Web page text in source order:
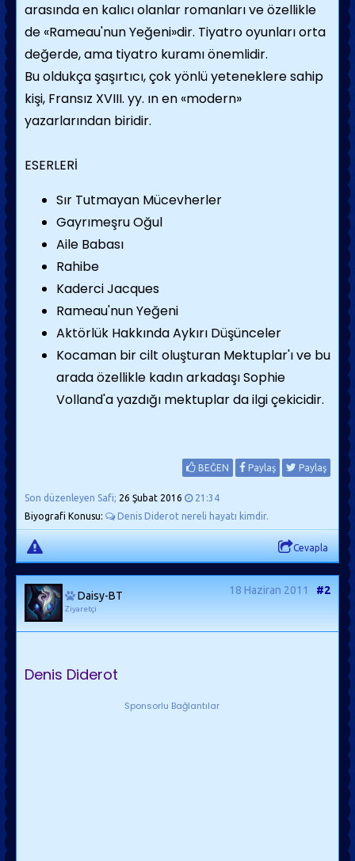
arasında en kalıcı olanlar romanları ve özellikle
de «Rameau'nun Yeğeni»dir. Tiyatro oyunları orta
değerde, ama tiyatro kuramı önemlidir.
Bu oldukça şaşırtıcı, çok yönlü yeteneklere sahip
kişi, Fransız XVIII. yy. ın en «modern»
yazarlarından biridir.
ESERLERİ
Sır Tutmayan Mücevherler
Gayrımeşru Oğul
Aile Babası
Rahibe
Kaderci Jacques
Rameau'nun Yeğeni
Aktörlük Hakkında Aykırı Düşünceler
Kocaman bir cilt oluşturan Mektuplar'ı ve bu
arada özellikle kadın arkadaşı Sophie
Volland'a yazdığı mektuplar da ilgi çekicidir.
BEĞEN Paylaş Paylaş
Son düzenleyen Safi; 26 Şubat 2016
21:34
Biyografi Konusu:
Denis Diderot nereli hayatı kimdir.
Cevapla
Daisy-BT
Ziyaretçi
18 Haziran 2011 #2
Denis Diderot
Sponsorlu Bağlantılar